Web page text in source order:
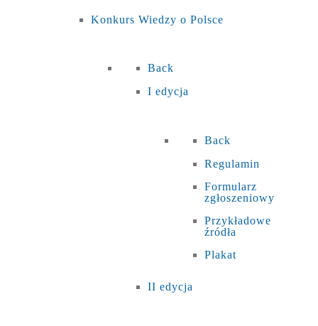
Konkurs Wiedzy o Polsce
Back
I edycja
Back
Regulamin
Formularz
zgłoszeniowy
Przykładowe
źródła
Plakat
II edycja